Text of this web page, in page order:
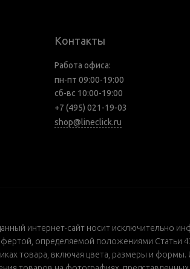
Контакты
Работа офиса:
пн-пт 09:00-19:00
сб-вс 10:00-19:00
+7 (495) 021-19-03
shop@lineclick.ru
интернет-сайт носит исключительно
определяемой положениями Статьи
товара, включая цвета, размеры и формы.